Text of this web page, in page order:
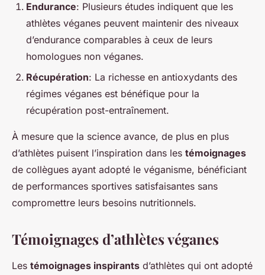
Endurance: Plusieurs études indiquent que les
athlètes véganes peuvent maintenir des niveaux
d’endurance comparables à ceux de leurs
homologues non véganes.
Récupération: La richesse en antioxydants des
régimes véganes est bénéfique pour la
récupération post-entraînement.
À mesure que la science avance, de plus en plus
d’athlètes puisent l’inspiration dans les témoignages
de collègues ayant adopté le véganisme, bénéficiant
de performances sportives satisfaisantes sans
compromettre leurs besoins nutritionnels.
Témoignages d’athlètes véganes
Les témoignages inspirants d’athlètes qui ont adopté